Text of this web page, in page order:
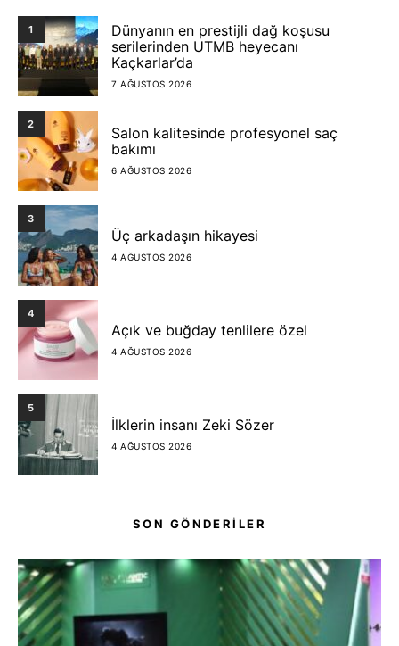
1
Dünyanın en prestijli dağ koşusu
serilerinden UTMB heyecanı
Kaçkarlar’da
7 AĞUSTOS 2026
2
Salon kalitesinde profesyonel saç
bakımı
6 AĞUSTOS 2026
3
Üç arkadaşın hikayesi
4 AĞUSTOS 2026
4
Açık ve buğday tenlilere özel
4 AĞUSTOS 2026
5
İlklerin insanı Zeki Sözer
4 AĞUSTOS 2026
SON GÖNDERİLER